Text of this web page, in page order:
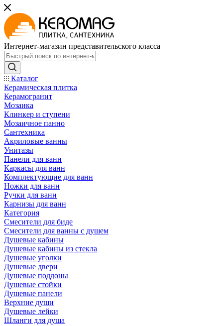
Интернет-магазин представительского класса
Каталог
Керамическая плитка
Керамогранит
Мозаика
Клинкер и ступени
Мозаичное панно
Сантехника
Акриловые ванны
Унитазы
Панели для ванн
Каркасы для ванн
Комплектующие для ванн
Ножки для ванн
Ручки для ванн
Карнизы для ванн
Категория
Смесители для биде
Смесители для ванны с душем
Душевые кабины
Душевые кабины из стекла
Душевые уголки
Душевые двери
Душевые поддоны
Душевые стойки
Душевые панели
Верхние души
Душевые лейки
Шланги для душа